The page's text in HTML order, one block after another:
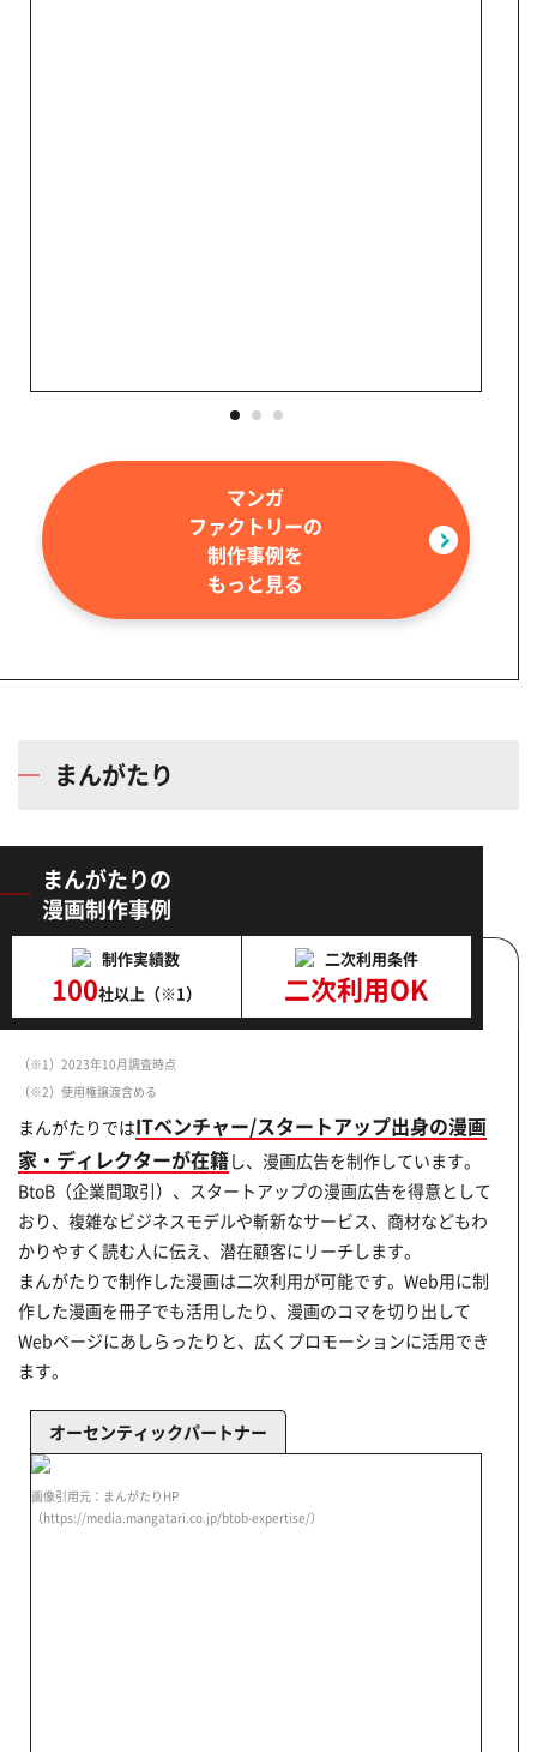
マンガ
ファクトリーの
制作事例を
もっと見る
まんがたり
まんがたりの
漫画制作事例
制作実績数
100社以上（※1）
二次利用条件
二次利用OK
（※1）2023年10月調査時点
（※2）使用権譲渡含める
まんがたりではITベンチャー/スタートアップ出身の漫画
家・ディレクターが在籍し、漫画広告を制作しています。
BtoB（企業間取引）、スタートアップの漫画広告を得意として
おり、複雑なビジネスモデルや斬新なサービス、商材などもわ
かりやすく読む人に伝え、潜在顧客にリーチします。
まんがたりで制作した漫画は二次利用が可能です。Web用に制
作した漫画を冊子でも活用したり、漫画のコマを切り出して
Webページにあしらったりと、広くプロモーションに活用でき
ます。
オーセンティックパートナー
画像引用元：まんがたりHP
（https://media.mangatari.co.jp/btob-expertise/）